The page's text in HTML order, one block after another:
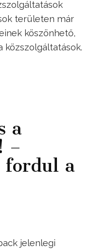
területen már
köszönhető,
közszolgáltatások.
a
–
fordul a
jelenlegi